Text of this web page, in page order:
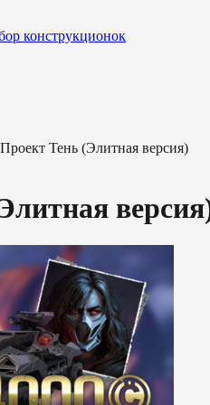
конструкционок
Проект Тень (Элитная версия)